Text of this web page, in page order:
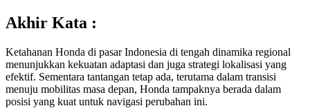
Akhir Kata :
Ketahanan Honda di pasar Indonesia di tengah dinamika regional
menunjukkan kekuatan adaptasi dan juga strategi lokalisasi yang
efektif. Sementara tantangan tetap ada, terutama dalam transisi
menuju mobilitas masa depan, Honda tampaknya berada dalam
posisi yang kuat untuk navigasi perubahan ini.